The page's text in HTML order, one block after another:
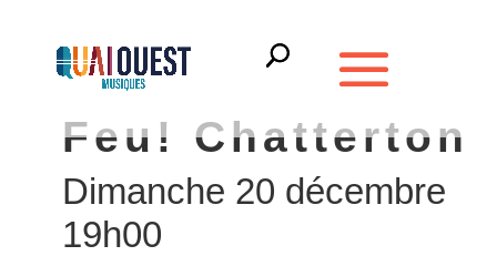
Feu! Chatterton
Dimanche 20 décembre
19h00